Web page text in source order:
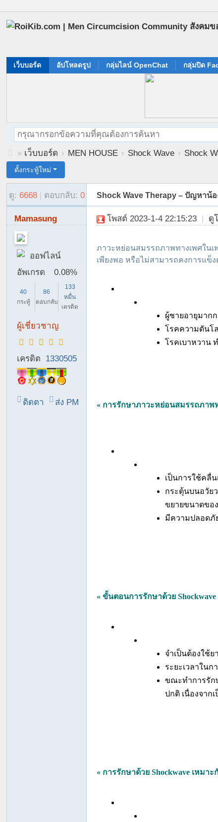
เว็บบอร์ด อัปโหลดรูป กลุ่มไลน์ OpenChat กลุ่มปิด
oi
Ki
co
» เว็บบอร์ด › MEN HOUSE › Shock Wave › Shock
ตั้งกระทู้ใหม่
ดู: 6668 | ตอบกลับ: 0 Shock Wave Therapy – ปัญหาน้
Mamasung
ออฟไลน์
อัพเกรด
0.08%
40
กระทู้
86
ตอบกลับ
133
หมื่น
เครดิต
ผู้เชี่ยวชาญ
เครดิต 1330505
ติดตา
ส่ง PM
โพสต์ 2023-1-4 22:15:23 | ดู
ภาวะหย่อนสมรรถภาพทางเพศในเ
เพียงพอ หรือไม่สามารถคงการแข็
ผู้ชายอายุมากก
โรคความดันโ
โรคเบาหวาน
« การรักษาภาวะหย่อนสมรรถภาพท
เป็นการใช้คลื่น
กระตุ้นบนอวัย
ขยายขนาดขอ
มีความปลอดภั
« ขั้นตอนการรักษาด้วย Shockwave
จำเป็นต้องใช้
ระยะเวลาในก
ขณะทำการรัก
ปกติ เนื่องจาก
« การรักษาด้วย Shockwave เหมาะ